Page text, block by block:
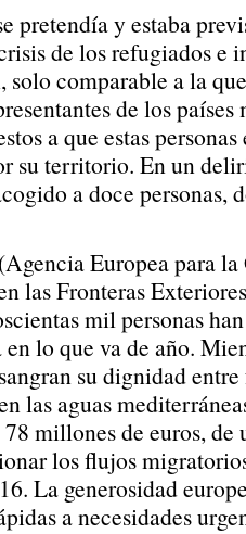
pretendía y estaba
de los refugiados e
comparable a la
de los
a que estas
su territorio. En un
a doce personas,
Europea para
las Fronteras
mil personas
lo que va de año.
su dignidad
las aguas
millones de euros, de
los flujos
La generosidad
a necesidades